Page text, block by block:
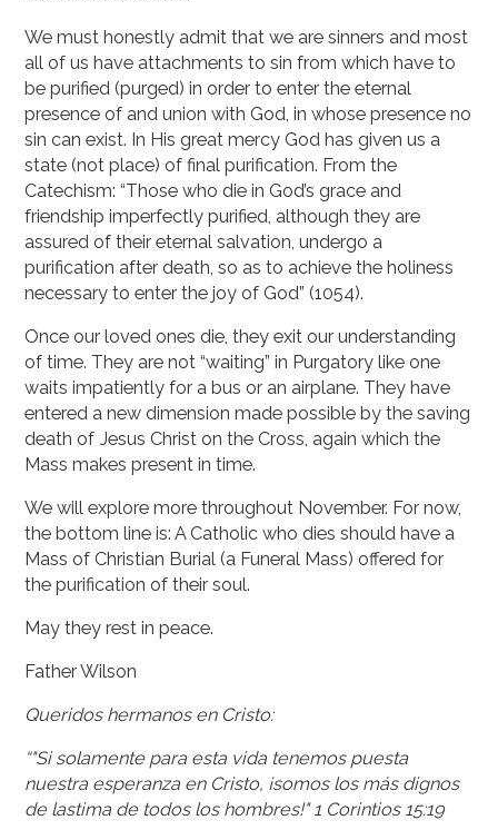
We must honestly admit that we are sinners and most
all of us have attachments to sin from which have to
be purified (purged) in order to enter the eternal
presence of and union with God, in whose presence no
sin can exist. In His great mercy God has given us a
state (not place) of final purification. From the
Catechism: “Those who die in God’s grace and
friendship imperfectly purified, although they are
assured of their eternal salvation, undergo a
purification after death, so as to achieve the holiness
necessary to enter the joy of God” (1054).
Once our loved ones die, they exit our understanding
of time. They are not “waiting” in Purgatory like one
waits impatiently for a bus or an airplane. They have
entered a new dimension made possible by the saving
death of Jesus Christ on the Cross, again which the
Mass makes present in time.
We will explore more throughout November. For now,
the bottom line is: A Catholic who dies should have a
Mass of Christian Burial (a Funeral Mass) offered for
the purification of their soul.
May they rest in peace.
Father Wilson
Queridos hermanos en Cristo:
“"Si solamente para esta vida tenemos puesta
nuestra esperanza en Cristo, ¡somos los más dignos
de lastima de todos los hombres!" 1 Corintios 15:19